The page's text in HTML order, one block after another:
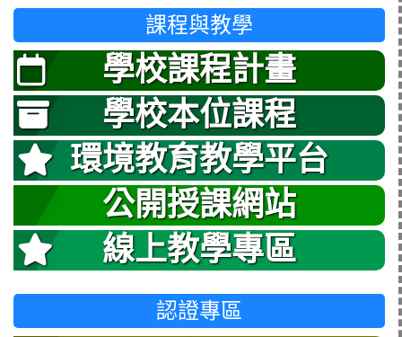
課程與教學
學校課程計畫
學校本位課程
環境教育教學平台
公開授課網站
線上教學專區
認證專區